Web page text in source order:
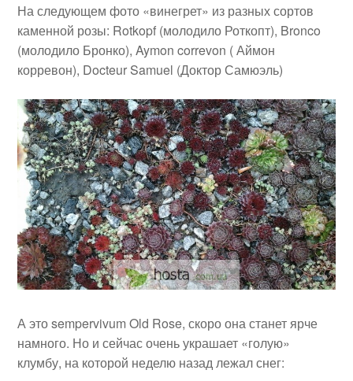
На следующем фото «винегрет» из разных сортов
каменной розы: Rotkopf (молодило Роткопт), Bronco
(молодило Бронко), Aymon correvon ( Аймон
корревон), Docteur Samuel (Доктор Самюэль)
А это sempervivum Old Rose, скоро она станет ярче
намного. Но и сейчас очень украшает «голую»
клумбу, на которой неделю назад лежал снег: